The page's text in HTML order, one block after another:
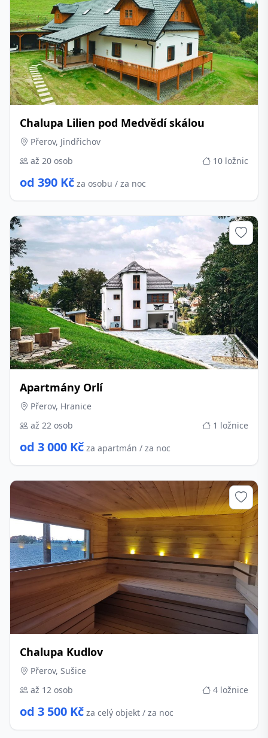
Chalupa Lilien pod Medvědí skálou
Přerov, Jindřichov
až 20 osob
10 ložnic
od 390 Kč za osobu / za noc
Apartmány Orlí
Přerov, Hranice
až 22 osob
1 ložnice
od 3 000 Kč za apartmán / za noc
Chalupa Kudlov
Přerov, Sušice
až 12 osob
4 ložnice
od 3 500 Kč za celý objekt / za noc